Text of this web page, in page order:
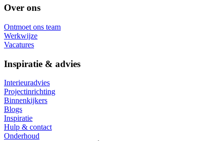
Over ons
Ontmoet ons team
Werkwijze
Vacatures
Inspiratie & advies
Interieuradvies
Projectinrichting
Binnenkijkers
Blogs
Inspiratie
Hulp & contact
Onderhoud